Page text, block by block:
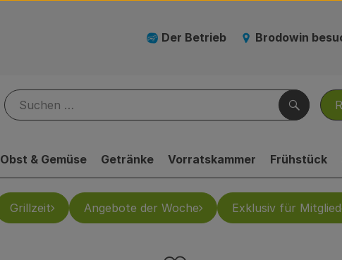
Der Betrieb Brodowin
Suchen
Obst & Gemüse Getränke Vorratskammer Frühstück
Grillzeit Angebote der Woche Exklusiv für